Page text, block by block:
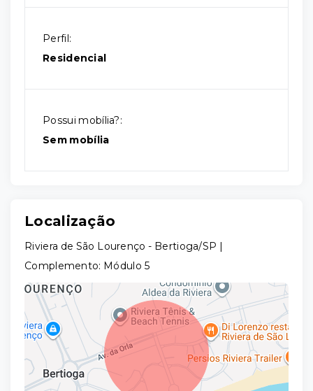
Perfil:
Residencial
Possui mobília?:
Sem mobília
Localização
Riviera de São Lourenço - Bertioga/SP |
Complemento: Módulo 5